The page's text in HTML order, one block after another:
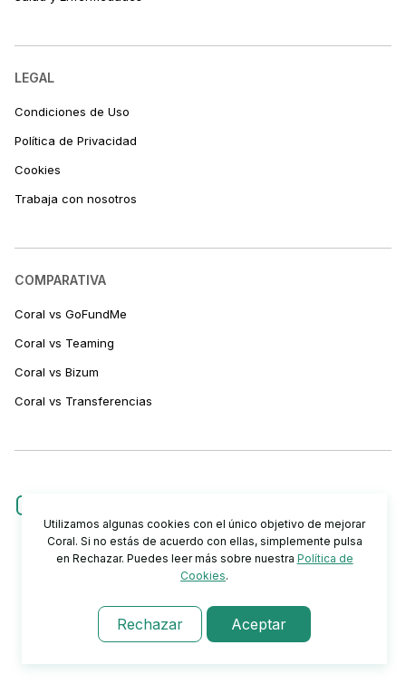
LEGAL
Condiciones de Uso
Política de Privacidad
Cookies
Trabaja con nosotros
COMPARATIVA
Coral vs GoFundMe
Coral vs Teaming
Coral vs Bizum
Coral vs Transferencias
Utilizamos algunas cookies con el único objetivo de mejorar
Coral. Si no estás de acuerdo con ellas, simplemente pulsa
en Rechazar. Puedes leer más sobre nuestra Política de
Cookies.
Rechazar Aceptar